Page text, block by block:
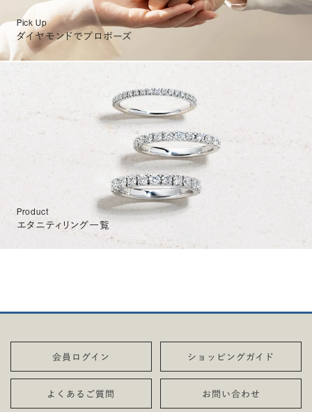
Pick Up
ダイヤモンドでプロポーズ
Product
エタニティリング一覧
会員ログイン ショッピングガイド
よくあるご質問 お問い合わせ